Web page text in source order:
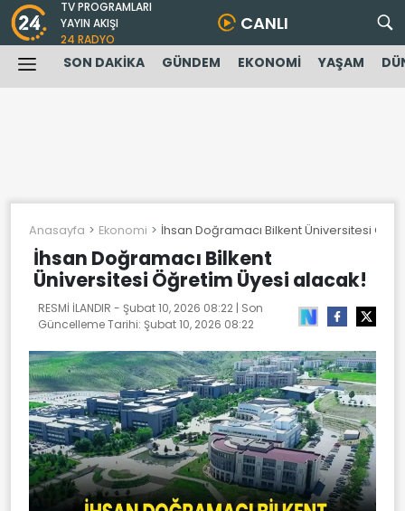
TV PROGRAMLARI
YAYIN AKIŞI
24 RADYO
CANLI
SON DAKİKA GÜNDEM EKONOMİ YAŞAM
Anasayfa Ekonomi İhsan Doğramacı Bilkent Üniversitesi
İhsan Doğramacı Bilkent
Üniversitesi Öğretim Üyesi alacak!
RESMİ İLANDIR - Şubat 10, 2026 08:22 | Son
Güncelleme Tarihi: Şubat 10, 2026 08:22